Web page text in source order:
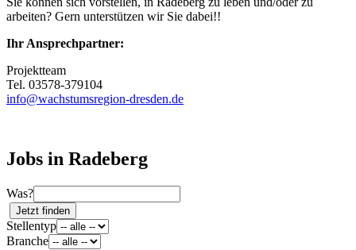
arbeiten? Gern unterstützen wir Sie dabei!!
Ihr Ansprechpartner:
Projektteam
Tel. 03578-379104
info@wachstumsregion-dresden.de
Jobs in Radeberg
Was?
Jetzt finden
Stellentyp
Branche